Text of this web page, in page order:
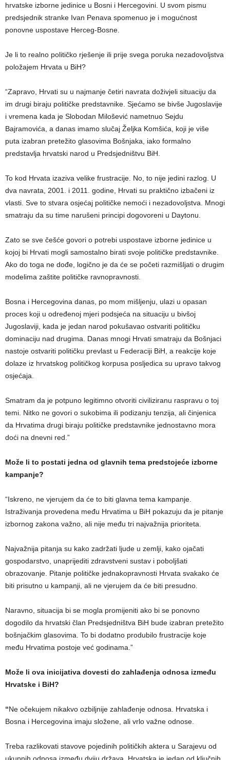
hrvatske izborne jedinice u Bosni i Hercegovini. U svom pismu
predsjednik stranke Ivan Penava spomenuo je i mogućnost
ponovne uspostave Herceg-Bosne.
Je li to realno političko rješenje ili prije svega poruka nezadovoljstva
položajem Hrvata u BiH?
“Zapravo, Hrvati su u najmanje četiri navrata doživjeli situaciju da
im drugi biraju političke predstavnike. Sjećamo se bivše Jugoslavije
i vremena kada je Slobodan Milošević nametnuo Sejdu
Bajramovića, a danas imamo slučaj Željka Komšića, koji je više
puta izabran pretežito glasovima Bošnjaka, iako formalno
predstavlja hrvatski narod u Predsjedništvu BiH.
To kod Hrvata izaziva velike frustracije. No, to nije jedini razlog. U
dva navrata, 2001. i 2011. godine, Hrvati su praktično izbačeni iz
vlasti. Sve to stvara osjećaj političke nemoći i nezadovoljstva. Mnogi
smatraju da su time narušeni principi dogovoreni u Daytonu.
Zato se sve češće govori o potrebi uspostave izborne jedinice u
kojoj bi Hrvati mogli samostalno birati svoje političke predstavnike.
Ako do toga ne dođe, logično je da će se početi razmišljati o drugim
modelima zaštite političke ravnopravnosti.
Bosna i Hercegovina danas, po mom mišljenju, ulazi u opasan
proces koji u određenoj mjeri podsjeća na situaciju u bivšoj
Jugoslaviji, kada je jedan narod pokušavao ostvariti političku
dominaciju nad drugima. Danas mnogi Hrvati smatraju da Bošnjaci
nastoje ostvariti političku prevlast u Federaciji BiH, a reakcije koje
dolaze iz hrvatskog političkog korpusa posljedica su upravo takvog
osjećaja.
Smatram da je potpuno legitimno otvoriti civiliziranu raspravu o toj
temi. Nitko ne govori o sukobima ili podizanju tenzija, ali činjenica
da Hrvatima drugi biraju političke predstavnike jednostavno mora
doći na dnevni red.”
Može li to postati jedna od glavnih tema predstojeće izborne
kampanje?
“Iskreno, ne vjerujem da će to biti glavna tema kampanje.
Istraživanja provedena među Hrvatima u BiH pokazuju da je pitanje
izbornog zakona važno, ali nije među tri najvažnija prioriteta.
Najvažnija pitanja su kako zadržati ljude u zemlji, kako ojačati
gospodarstvo, unaprijediti zdravstveni sustav i poboljšati
obrazovanje. Pitanje političke jednakopravnosti Hrvata svakako će
biti prisutno u kampanji, ali ne vjerujem da će biti presudno.
Naravno, situacija bi se mogla promijeniti ako bi se ponovno
dogodilo da hrvatski član Predsjedništva BiH bude izabran pretežito
bošnjačkim glasovima. To bi dodatno produbilo frustracije koje
među Hrvatima postoje već godinama.”
Može li ova inicijativa dovesti do zahlađenja odnosa između
Hrvatske i BiH?
“Ne očekujem nikakvo ozbiljnije zahlađenje odnosa. Hrvatska i
Bosna i Hercegovina imaju složene, ali vrlo važne odnose.
Treba razlikovati stavove pojedinih političkih aktera u Sarajevu od